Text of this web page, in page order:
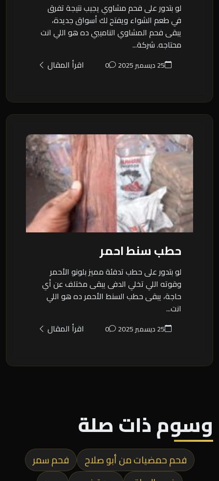
لو بتدور على فحم مشاوي يجيب نتيجة تفرق
في طعم الشواء ويفتح لك أسواق جديدة،
يبقى فحم المشاوي الناميبي ده هو اللي انت
محتاجه. شركة...
25 ديسمبر 2025 0 اقرأ المقال
حطب سنط احمر
لو بتدور على حطب تدفئة مميز بلونو الأحمر
وقوته اللي تخلي الدفى يبقى مختلف عن أي
حاجة، يبقى حطب السنط الأحمر ده هو اللي
انت...
25 ديسمبر 2025 0 اقرأ المقال
وسوم ذات صلة
فحم حمضيات من أبو صلاح
فحم سمر